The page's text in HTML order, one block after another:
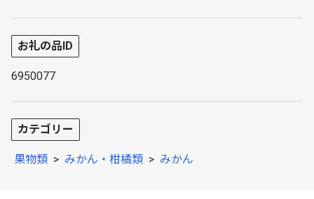
お礼の品ID
6950077
カテゴリー
果物類 > みかん・柑橘類 > みかん